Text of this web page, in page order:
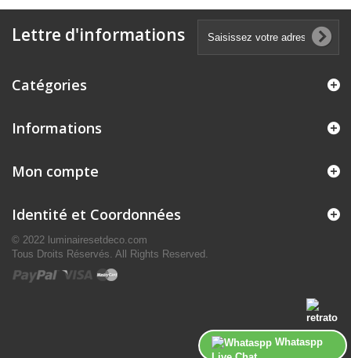
Lettre d'informations
Catégories
Informations
Mon compte
Identité et Coordonnées
Whataspp
© 2022 luminairesetdeco.com
Tous Droits Réservés. All Rights Reserved.